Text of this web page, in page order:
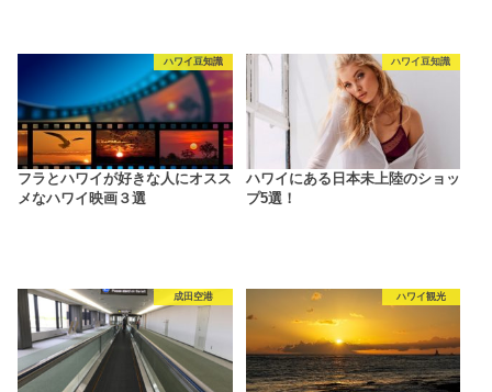
ハワイ豆知識
フラとハワイが好きな人にオスス
メなハワイ映画３選
ハワイ豆知識
ハワイにある日本未上陸のショッ
プ5選！
成田空港 ハワイ観光